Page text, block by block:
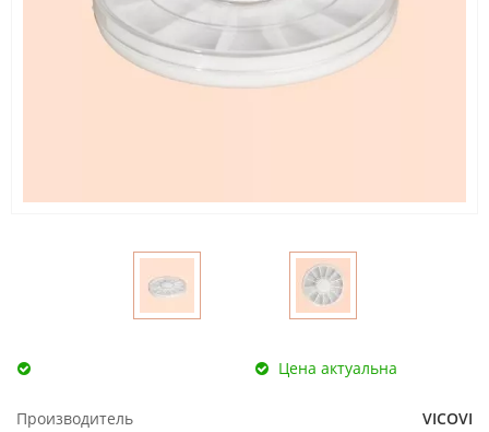
Цена актуальна
Производитель
VICOVI